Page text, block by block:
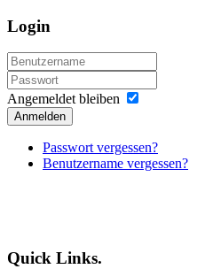
Login
Angemeldet bleiben
Anmelden
Passwort vergessen?
Benutzername vergessen?
Quick Links.